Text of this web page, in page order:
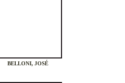
BELLONI, JOSÉ